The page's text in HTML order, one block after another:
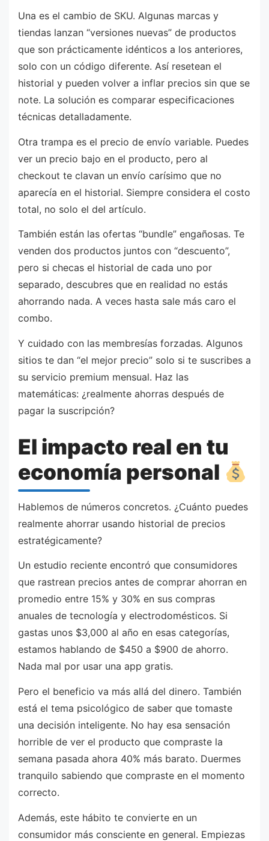
Una es el cambio de SKU. Algunas marcas y
tiendas lanzan “versiones nuevas” de productos
que son prácticamente idénticos a los anteriores,
solo con un código diferente. Así resetean el
historial y pueden volver a inflar precios sin que se
note. La solución es comparar especificaciones
técnicas detalladamente.
Otra trampa es el precio de envío variable. Puedes
ver un precio bajo en el producto, pero al
checkout te clavan un envío carísimo que no
aparecía en el historial. Siempre considera el costo
total, no solo el del artículo.
También están las ofertas “bundle” engañosas. Te
venden dos productos juntos con “descuento”,
pero si checas el historial de cada uno por
separado, descubres que en realidad no estás
ahorrando nada. A veces hasta sale más caro el
combo.
Y cuidado con las membresías forzadas. Algunos
sitios te dan “el mejor precio” solo si te suscribes a
su servicio premium mensual. Haz las
matemáticas: ¿realmente ahorras después de
pagar la suscripción?
El impacto real en tu
economía personal
Hablemos de números concretos. ¿Cuánto puedes
realmente ahorrar usando historial de precios
estratégicamente?
Un estudio reciente encontró que consumidores
que rastrean precios antes de comprar ahorran en
promedio entre 15% y 30% en sus compras
anuales de tecnología y electrodomésticos. Si
gastas unos $3,000 al año en esas categorías,
estamos hablando de $450 a $900 de ahorro.
Nada mal por usar una app gratis.
Pero el beneficio va más allá del dinero. También
está el tema psicológico de saber que tomaste
una decisión inteligente. No hay esa sensación
horrible de ver el producto que compraste la
semana pasada ahora 40% más barato. Duermes
tranquilo sabiendo que compraste en el momento
correcto.
Además, este hábito te convierte en un
consumidor más consciente en general. Empiezas